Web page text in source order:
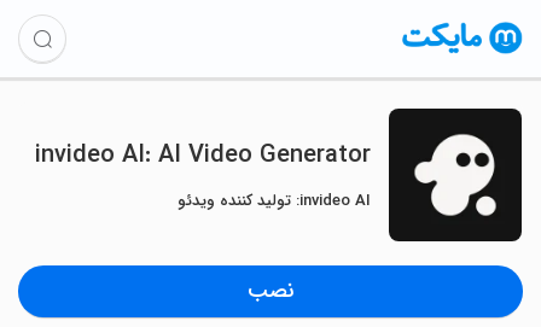
invideo AI: AI Video Generator
invideo AI: تولید کننده ویدئو
نصب